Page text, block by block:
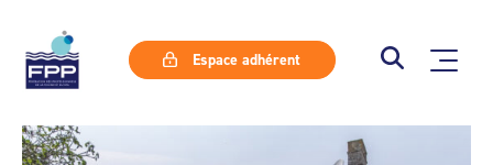
Espace adhérent